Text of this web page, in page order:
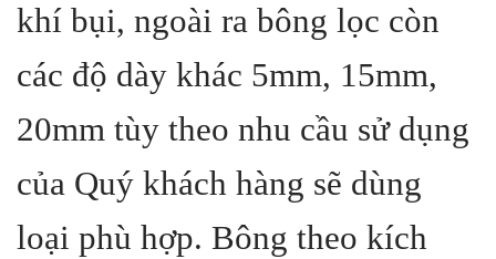
khí bụi, ngoài ra bông lọc còn
các độ dày khác 5mm, 15mm,
20mm tùy theo nhu cầu sử dụng
của Quý khách hàng sẽ dùng
loại phù hợp. Bông theo kích